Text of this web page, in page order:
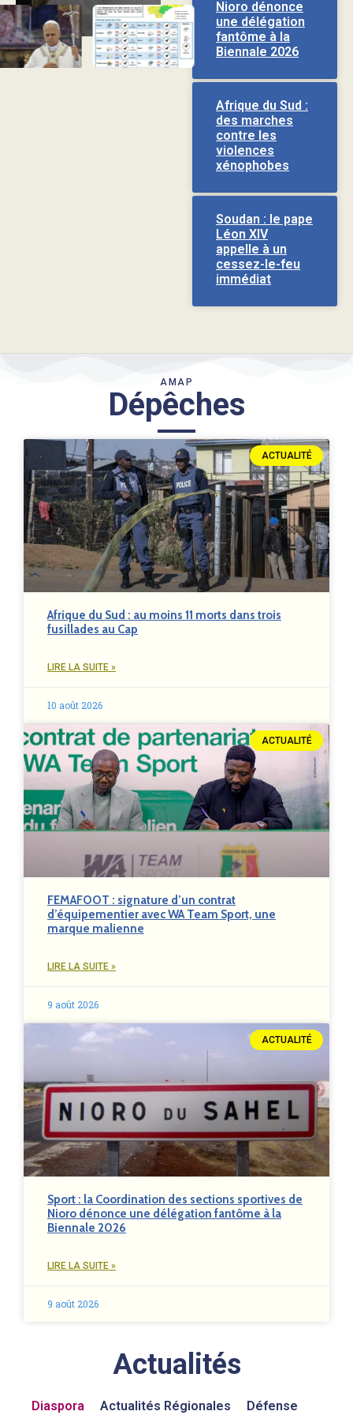
Nioro dénonce
une délégation
fantôme à la
Biennale 2026
Afrique du Sud :
des marches
contre les
violences
xénophobes
Soudan : le pape
Léon XIV
appelle à un
cessez-le-feu
immédiat
AMAP
Dépêches
ACTUALITÉ
Afrique du Sud : au moins 11 morts dans trois
fusillades au Cap
LIRE LA SUITE »
10 août 2026
ACTUALITÉ
FEMAFOOT : signature d’un contrat
d’équipementier avec WA Team Sport, une
marque malienne
LIRE LA SUITE »
9 août 2026
ACTUALITÉ
Sport : la Coordination des sections sportives de
Nioro dénonce une délégation fantôme à la
Biennale 2026
LIRE LA SUITE »
9 août 2026
Actualités
Diaspora Actualités Régionales Défense